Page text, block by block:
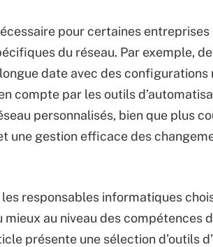
pour certaines
du réseau. Par exemple,
date avec des configurations
compte par les outils
personnalisés, bien que plus
une gestion efficace des
responsables informatiques
mieux au niveau des compétences
présente une sélection d’outils